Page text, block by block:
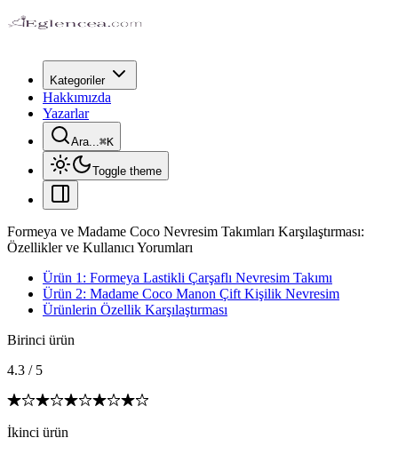
Kategoriler
Hakkımızda
Yazarlar
Ara...⌘K
Toggle theme
Formeya ve Madame Coco Nevresim Takımları Karşılaştırması:
Özellikler ve Kullanıcı Yorumları
Ürün 1: Formeya Lastikli Çarşaflı Nevresim Takımı
Ürün 2: Madame Coco Manon Çift Kişilik Nevresim
Ürünlerin Özellik Karşılaştırması
Birinci ürün
4.3 / 5
İkinci ürün